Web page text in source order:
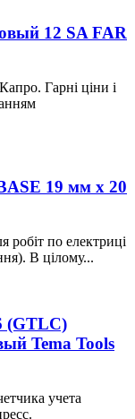
12 SA FAR
Гарні ціни і
19 мм х 20
робіт по електриці
В цілому...
(GTLC)
Tema Tools
учета